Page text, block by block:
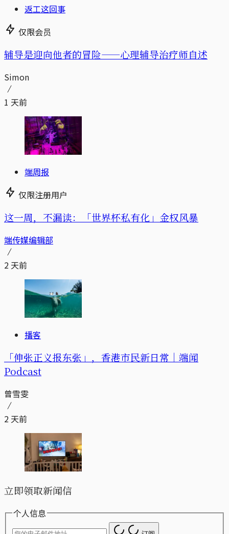
返工这回事
仅限会员
辅导是迎向他者的冒险——心理辅导治疗师自述
Simon
1 天前
端周报
仅限注册用户
这一周，不漏读：「世界杯私有化」金权风暴
端传媒编辑部
2 天前
播客
「伸张正义报东张」，香港市民新日常｜端闻
Podcast
曾雪雯
2 天前
立即领取新闻信
个人信息